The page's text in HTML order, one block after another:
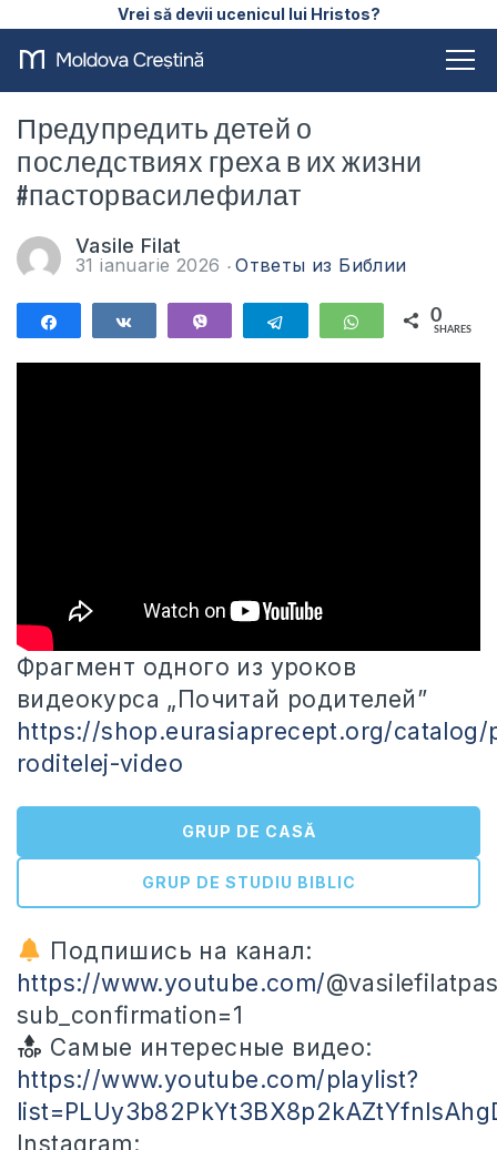
Vrei să devii ucenicul lui Hristos?
Предупредить детей о
последствиях греха в их жизни
#пасторвасилефилат
Vasile Filat
31 ianuarie 2026 Ответы из Библии
Telegram WhatsApp
0
SHARES
Фрагмент одного из уроков
видеокурса „Почитай родителей”
https://shop.eurasiaprecept.org/catalog/
roditelej-video
GRUP DE CASĂ
GRUP DE STUDIU BIBLIC
Подпишись на канал:
https://www.youtube.com/
sub_confirmation=1
Самые интересные видео:
https://www.youtube.com/playlist?
Instagram: